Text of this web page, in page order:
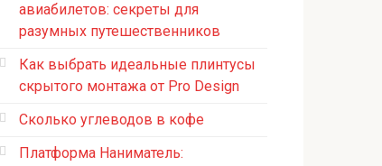
авиабилетов: секреты для
разумных путешественников
Как выбрать идеальные плинтусы
скрытого монтажа от Pro Design
Сколько углеводов в кофе
Платформа Наниматель: